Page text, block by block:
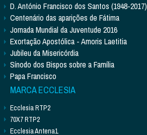
D. António Francisco dos Santos (1948-2017)
Centenário das aparições de Fátima
Jornada Mundial da Juventude 2016
Exortação Apostólica - Amoris Laetitia
Jubileu da Misericórdia
Sínodo dos Bispos sobre a Família
Papa Francisco
MARCA ECCLESIA
Ecclesia RTP2
70X7 RTP2
Ecclesia Antena1